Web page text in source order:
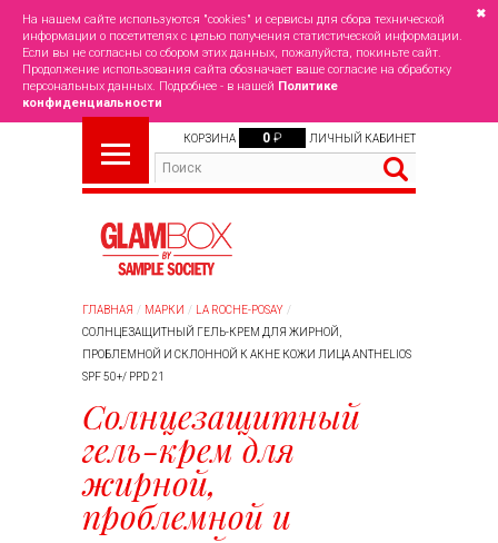
На нашем сайте используются "cookies" и сервисы для сбора технической
информации о посетителях с целью получения статистической информации.
Если вы не согласны со сбором этих данных, пожалуйста, покиньте сайт.
Продолжение использования сайта обозначает ваше согласие на обработку
персональных данных. Подробнее - в нашей Политике
конфиденциальности
✖
КОРЗИНА 0 ₽ ЛИЧНЫЙ КАБИНЕТ
ГЛАВНАЯ МАРКИ
LA ROCHE-POSAY
СОЛНЦЕЗАЩИТНЫЙ ГЕЛЬ-КРЕМ ДЛЯ ЖИРНОЙ,
ПРОБЛЕМНОЙ И СКЛОННОЙ К АКНЕ КОЖИ ЛИЦА ANTHELIOS
SPF 50+/ PPD 21
Солнцезащитный
гель-крем для
жирной,
проблемной и